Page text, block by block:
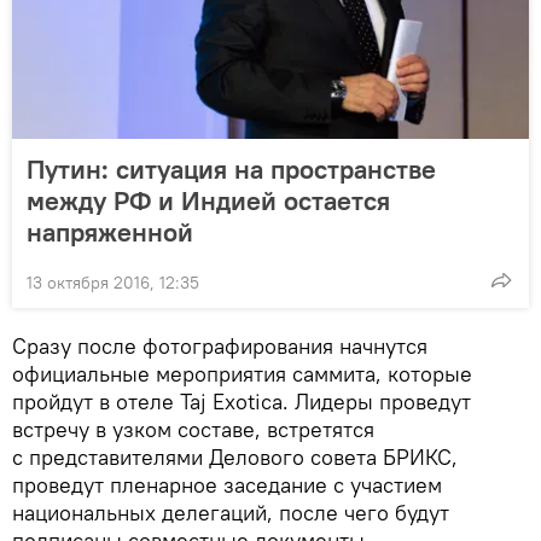
Путин: ситуация на пространстве
между РФ и Индией остается
напряженной
13 октября 2016, 12:35
Сразу после фотографирования начнутся
официальные мероприятия саммита, которые
пройдут в отеле Taj Exotica. Лидеры проведут
встречу в узком составе, встретятся
с представителями Делового совета БРИКС,
проведут пленарное заседание с участием
национальных делегаций, после чего будут